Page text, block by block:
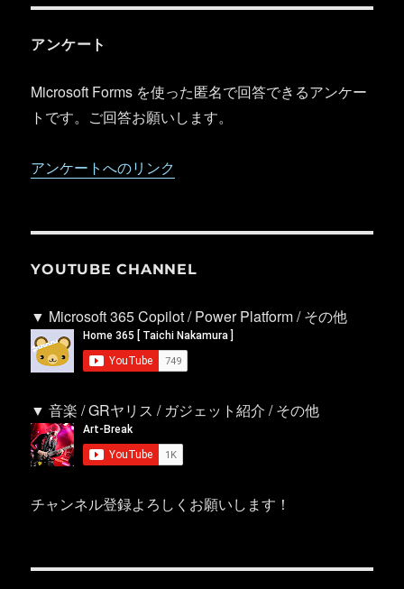
アンケート
Microsoft Forms を使った匿名で回答できるアンケー
トです。ご回答お願いします。
アンケートへのリンク
YOUTUBE CHANNEL
▼ Microsoft 365 Copilot / Power Platform / その他
▼ 音楽 / GRヤリス / ガジェット紹介 / その他
チャンネル登録よろしくお願いします！